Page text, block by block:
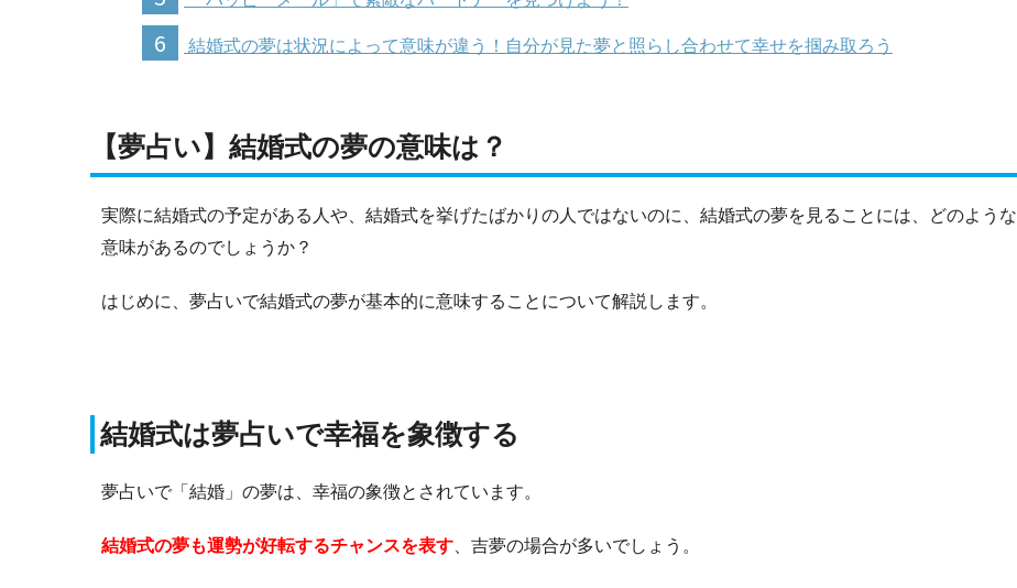
6 結婚式の夢は状況によって意味が違う！自分が見た夢と照らし合わせて幸せを掴み取ろう
【夢占い】結婚式の夢の意味は？
実際に結婚式の予定がある人や、結婚式を挙げたばかりの人ではないのに、結婚式の夢を見ることには、どのような
意味があるのでしょうか？
はじめに、夢占いで結婚式の夢が基本的に意味することについて解説します。
結婚式は夢占いで幸福を象徴する
夢占いで「結婚」の夢は、幸福の象徴とされています。
結婚式の夢も運勢が好転するチャンスを表す 、吉夢の場合が多いでしょう。